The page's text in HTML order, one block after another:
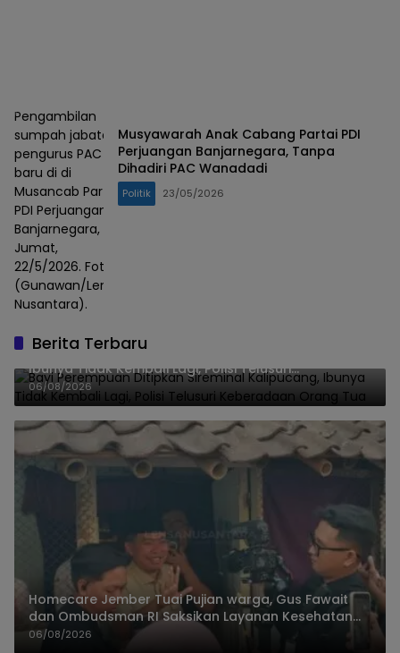
Pengambilan
sumpah jabatan
pengurus PAC
baru di di
Musancab Partai
PDI Perjuangan
Banjarnegara,
Jumat,
22/5/2026. Foto :
(Gunawan/Lensa
Nusantara).
Musyawarah Anak Cabang Partai PDI
Perjuangan Banjarnegara, Tanpa
Dihadiri PAC Wanadadi
Politik 23/05/2026
Berita Terbaru
Bayi Perempuan Ditipkan Sireminal Kalipucang,
Ibunya Tidak Kembali Lagi, Polisi Telusuri
Keberadaan Orang Tua
06/08/2026
Homecare Jember Tuai Pujian warga, Gus Fawait
dan Ombudsman RI Saksikan Layanan Kesehatan
Rumah Pasien
06/08/2026